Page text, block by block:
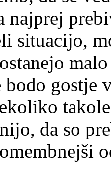
najprej
situacijo,
bodo
da so